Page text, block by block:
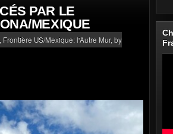
PAR LE
MEXIQUE
, Frontière US/Mexique: l'Autre Mur, by